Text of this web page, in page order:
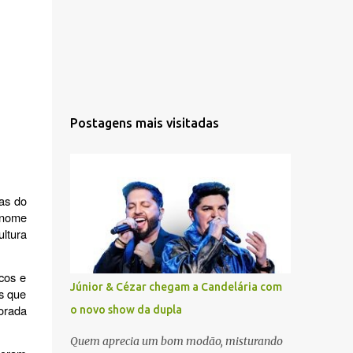
do
e
que
Postagens mais visitadas
Júnior & Cézar chegam a Candelária com
o novo show da dupla
Quem aprecia um bom modão, misturando